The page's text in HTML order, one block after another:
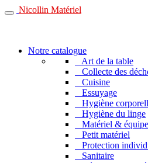
Nicollin Matériel
Notre catalogue
Art de la table
Collecte des
Cuisine
Essuyage
Hygiène
Hygiène du linge
Matériel &
Petit matériel
Protection
Sanitaire